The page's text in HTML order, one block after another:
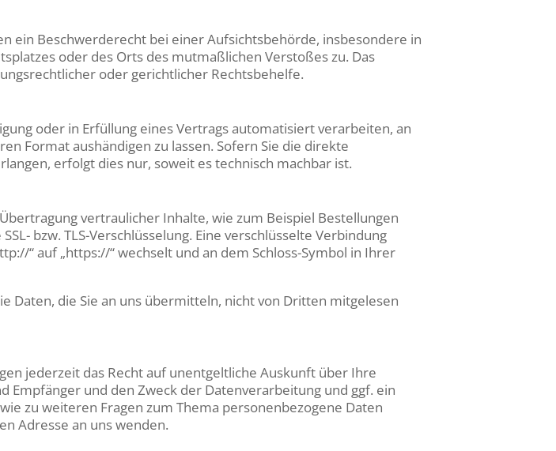
ein Beschwerderecht bei einer Aufsichtsbehörde, insbesondere in
oder des Orts des mutmaßlichen Verstoßes zu. Das
oder gerichtlicher Rechtsbehelfe.
oder in Erfüllung eines Vertrags automatisiert verarbeiten, an
Format aushändigen zu lassen. Sofern Sie die direkte
erfolgt dies nur, soweit es technisch machbar ist.
vertraulicher Inhalte, wie zum Beispiel Bestellungen
bzw. TLS-Verschlüsselung. Eine verschlüsselte Verbindung
“ auf „https://“ wechselt und an dem Schloss-Symbol in Ihrer
Daten, die Sie an uns übermitteln, nicht von Dritten mitgelesen
jederzeit das Recht auf unentgeltliche Auskunft über Ihre
und den Zweck der Datenverarbeitung und ggf. ein
zu weiteren Fragen zum Thema personenbezogene Daten
Adresse an uns wenden.